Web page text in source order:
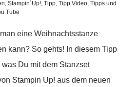
, Stampin´Up!, Tipp, Tipp Video, Tipps und
Tube
eine Weihnachtsstanze
kann? So gehts! In diesem Tipp
Du mit dem Stanzset
Stampin Up! aus dem neuen